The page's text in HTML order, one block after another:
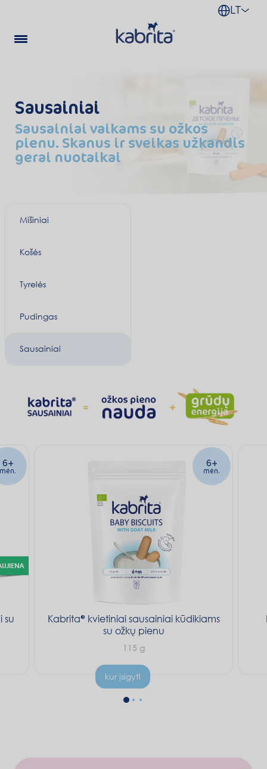
LT
Sausainiai
Sausainiai vaikams su ožkos
pienu. Skanus ir sveikas užkandis
gerai nuotaikai
Mišiniai
Košės
Tyrelės
Pudingas
Sausainiai
6+
mėn.
su
6+
mėn.
Kabrita® kvietiniai sausainiai kūdikiams
su ožkų pienu
115 g
kur įsigyti